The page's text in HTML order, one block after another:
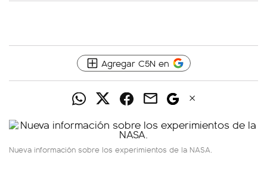
Agregar C5N en
Nueva información sobre los experimientos de la NASA.